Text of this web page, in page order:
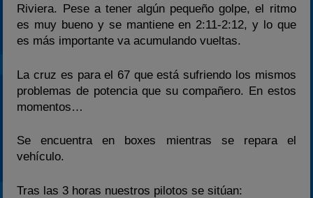
2025
Estadísticas
Riviera. Pese a tener algún pequeño golpe, el ritmo
es muy bueno y se mantiene en 2:11-2:12, y lo que
es más importante va acumulando vueltas.
La cruz es para el 67 que está sufriendo los mismos
problemas de potencia que su compañero. En estos
momentos…
Se encuentra en boxes mientras se repara el
vehículo.
Tras las 3 horas nuestros pilotos se sitúan: